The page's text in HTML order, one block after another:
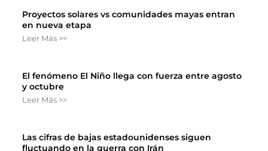
Proyectos solares vs comunidades mayas entran
en nueva etapa
Leer Más >>
El fenómeno El Niño llega con fuerza entre agosto
y octubre
Leer Más >>
Las cifras de bajas estadounidenses siguen
fluctuando en la guerra con Irán